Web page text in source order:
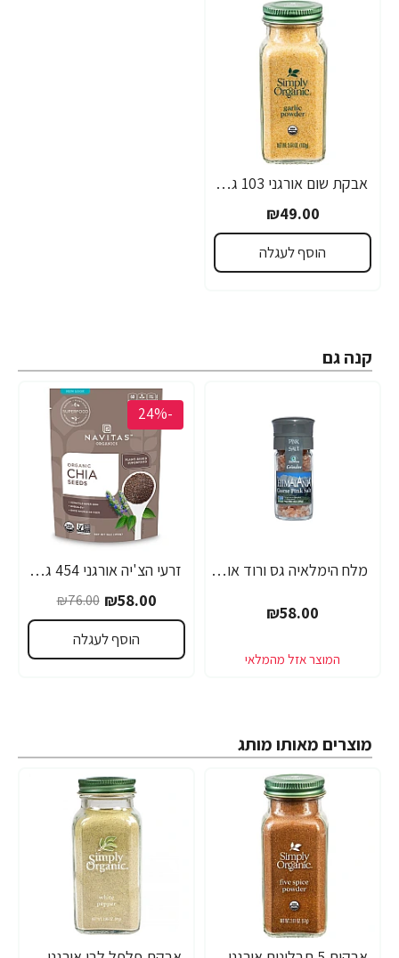
אבקת שום אורגני 103 גרם - Simply Organic
₪49.00
הוסף לעגלה
קנה גם
מלח הימלאיה גס ורוד אורגני מטחנת 85 גרם
₪58.00
-24%
זרעי הצ'יה אורגני 454 גרם - מבית Navitas Organics
₪58.00
₪76.00
הוסף לעגלה
מוצרים מאותו מותג